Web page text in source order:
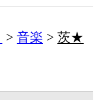
音楽
茨★